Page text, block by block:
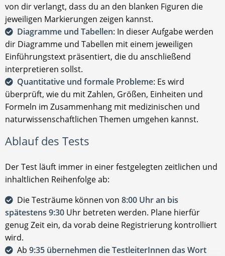
von dir verlangt, dass du an den blanken Figuren die
jeweiligen Markierungen zeigen kannst.
Diagramme und Tabellen: In dieser Aufgabe werden
dir Diagramme und Tabellen mit einem jeweiligen
Einführungstext präsentiert, die du anschließend
interpretieren sollst.
Quantitative und formale Probleme: Es wird
überprüft, wie du mit Zahlen, Größen, Einheiten und
Formeln im Zusammenhang mit medizinischen und
naturwissenschaftlichen Themen umgehen kannst.
Ablauf des Tests
Der Test läuft immer in einer festgelegten zeitlichen und
inhaltlichen Reihenfolge ab:
Die Testräume können von 8:00 Uhr an bis
spätestens 9:30 Uhr betreten werden. Plane hierfür
genug Zeit ein, da vorab deine Registrierung kontrolliert
wird.
Ab 9:35 übernehmen die TestleiterInnen das Wort